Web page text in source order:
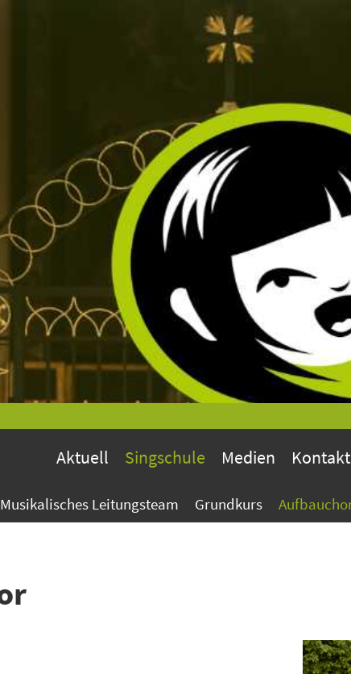
Aktuell Singschule Medien Kontakt
Musikalisches Leitungsteam Grundkurs